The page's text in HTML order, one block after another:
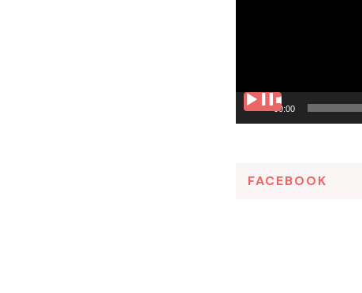
00:00
FACEBOOK